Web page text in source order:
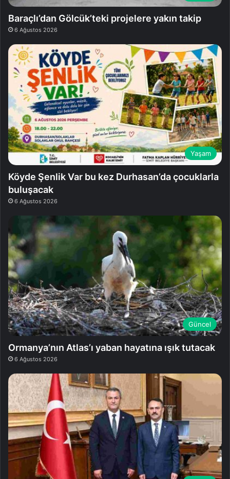
Baraçlı’dan Gölcük’teki projelere yakın takip
6 Ağustos 2026
Yaşam
Köyde Şenlik Var bu kez Durhasan’da çocuklarla
buluşacak
6 Ağustos 2026
Güncel
Ormanya’nın Atlas’ı yaban hayatına ışık tutacak
6 Ağustos 2026